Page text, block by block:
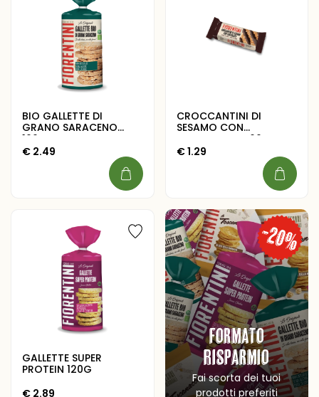
BIO GALLETTE DI
GRANO SARACENO
100G
€ 2.49
CROCCANTINI DI
SESAMO CON
CIOCCOLATO 60G
€1.29
GALLETTE SUPER
PROTEIN 120G
€ 2.89
Formato
Risparmio
Fai scorta dei tuoi
prodotti preferiti